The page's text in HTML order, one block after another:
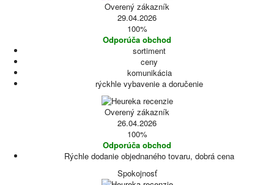
Overený zákazník
29.04.2026
100%
Odporúča obchod
sortiment
ceny
komunikácia
rýckhle vybavenie a doručenie
Overený zákazník
26.04.2026
100%
Odporúča obchod
Rýchle dodanie objednaného tovaru, dobrá cena
Spokojnosť